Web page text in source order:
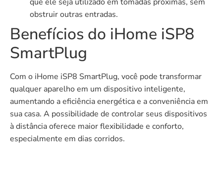
obstruir outras entradas.
Benefícios do iHome iSP8
SmartPlug
Com o iHome iSP8 SmartPlug, você pode transformar
qualquer aparelho em um dispositivo inteligente,
aumentando a eficiência energética e a conveniência em
sua casa. A possibilidade de controlar seus dispositivos
à distância oferece maior flexibilidade e conforto,
especialmente em dias corridos.